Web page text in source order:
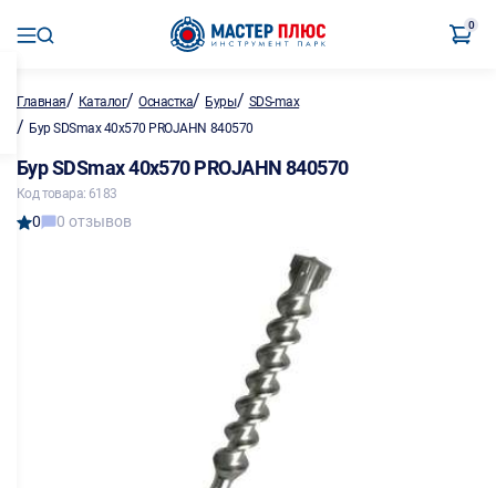
0
Главная/ Каталог/Оснастка/ Буры/ SDS-max
/ Бур SDSmax 40х570 PROJAHN 840570
Бур SDSmax 40х570 PROJAHN 840570
Код товара: 6183
0 0 отзывов